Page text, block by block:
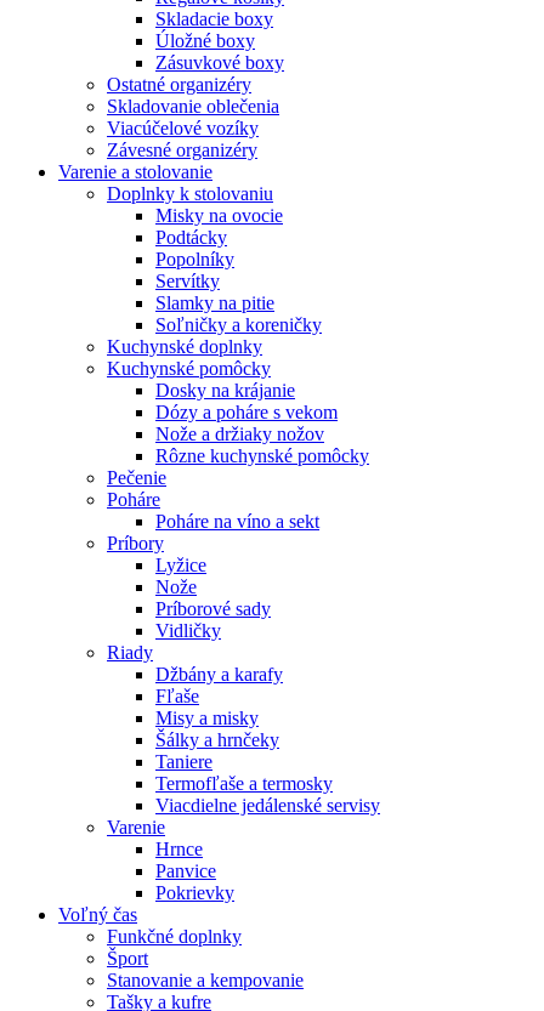
Skladacie boxy
Úložné boxy
Zásuvkové boxy
Ostatné organizéry
Skladovanie oblečenia
Viacúčelové vozíky
Závesné organizéry
Varenie a stolovanie
Doplnky k stolovaniu
Misky na ovocie
Podtácky
Popolníky
Servítky
Slamky na pitie
Soľničky a koreničky
Kuchynské doplnky
Kuchynské pomôcky
Dosky na krájanie
Dózy a poháre s vekom
Nože a držiaky nožov
Rôzne kuchynské pomôcky
Pečenie
Poháre
Poháre na víno a sekt
Príbory
Lyžice
Nože
Príborové sady
Vidličky
Riady
Džbány a karafy
Fľaše
Misy a misky
Šálky a hrnčeky
Taniere
Termofľaše a termosky
Viacdielne jedálenské servisy
Varenie
Hrnce
Panvice
Pokrievky
Voľný čas
Funkčné doplnky
Šport
Stanovanie a kempovanie
Tašky a kufre